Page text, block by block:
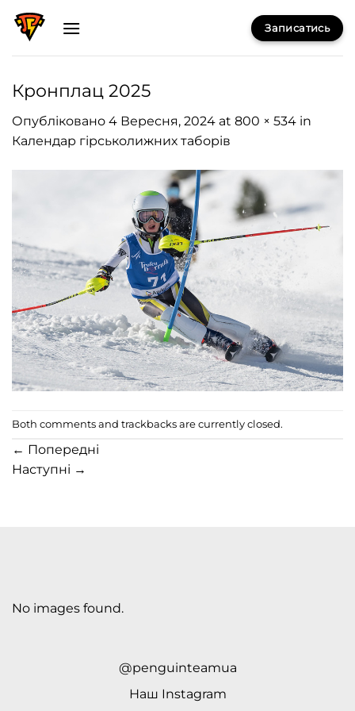
Skip
Записатись
Кронплац 2025
Опубліковано 4 Вересня, 2024 at 800 × 534 in
Календар гірськолижних таборів
Both comments and trackbacks are currently closed.
← Попередні
Наступні →
No images found.
@penguinteamua
Наш Instagram